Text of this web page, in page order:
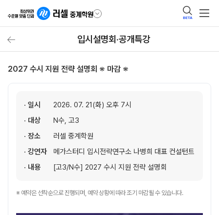
BETA
입시설명회·공개특강
2027 수시 지원 전략 설명회 ※ 마감 ※
· 일시
2026. 07. 21(화) 오후 7시
· 대상
N수, 고3
· 장소
러셀 중계학원
· 강연자
메가스터디 입시전략연구소 나병희 대표 컨설턴트
· 내용
[고3/N수] 2027 수시 지원 전략 설명회
※ 예약은 선착순으로 진행되며, 예약 상황에 따라 조기 마감될 수 있습니다.